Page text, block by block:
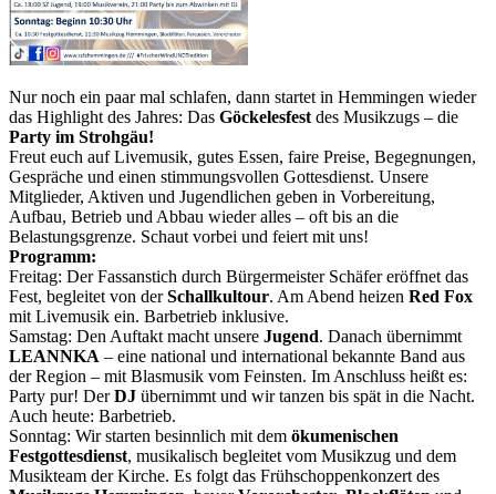
Nur noch ein paar mal schlafen, dann startet in Hemmingen wieder
das Highlight des Jahres: Das Göckelesfestdes Musikzugs – die
Party im Strohgäu!
Freut euch auf Livemusik, gutes Essen, faire Preise, Begegnungen,
Gespräche und einen stimmungsvollen Gottesdienst. Unsere
Mitglieder, Aktiven und Jugendlichen geben in Vorbereitung,
Aufbau, Betrieb und Abbau wieder alles – oft bis an die
Belastungsgrenze. Schaut vorbei und feiert mit uns!
Programm:
Freitag: Der Fassanstich durch Bürgermeister Schäfer eröffnet das
Fest, begleitet von derSchallkultour. Am Abend heizen Red Fox
mit Livemusik ein. Barbetrieb inklusive.
Samstag: Den Auftakt macht unsere Jugend. Danach übernimmt
LEANNKA – eine national und international bekannte Band aus
der Region – mit Blasmusik vom Feinsten. Im Anschluss heißt es:
Party pur! DerDJ übernimmt und wir tanzen bis spät in die Nacht.
Auch heute: Barbetrieb.
Sonntag: Wir starten besinnlich mit dem ökumenischen
Festgottesdienst, musikalisch begleitet vom Musikzug und dem
Musikteam der Kirche. Es folgt das Frühschoppenkonzert des